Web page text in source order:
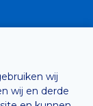
wij
wij en derde